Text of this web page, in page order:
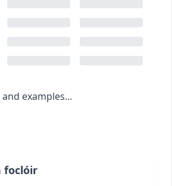
examples...
foclóir